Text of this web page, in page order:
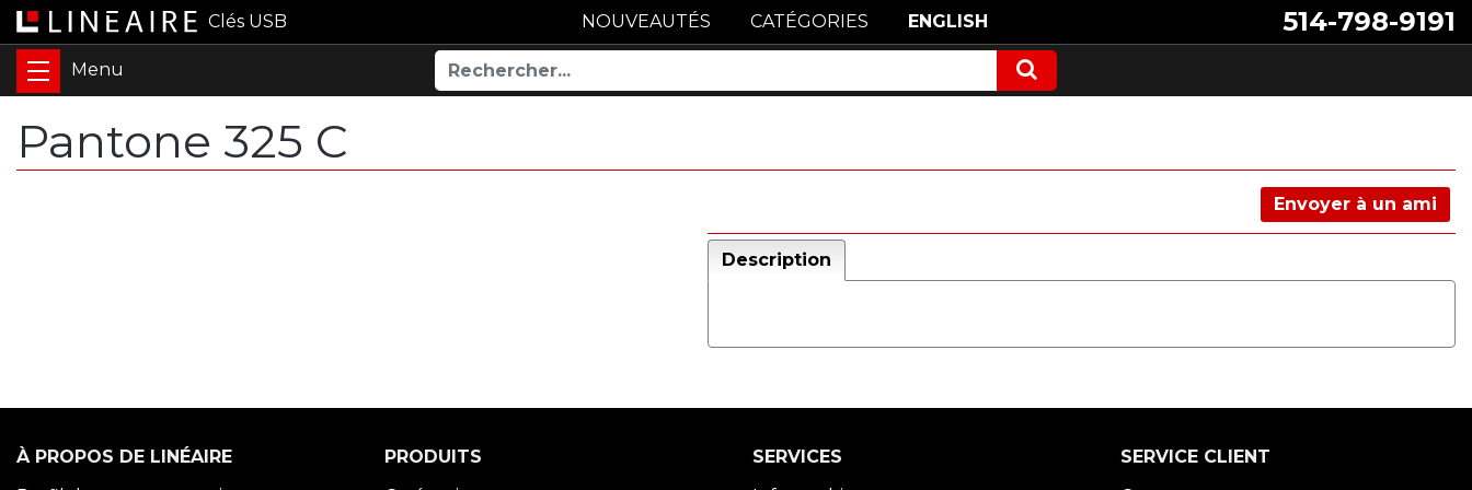
Clés USB 514-798-9191
NOUVEAUTÉS CATÉGORIES ENGLISH
Pantone 325 C
Envoyer à un ami
Description
À PROPOS DE LINÉAIRE
PRODUITS
SERVICES
SERVICE CLIENT